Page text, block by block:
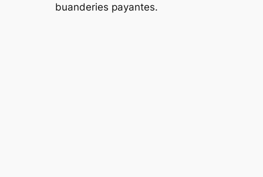
buanderies payantes.